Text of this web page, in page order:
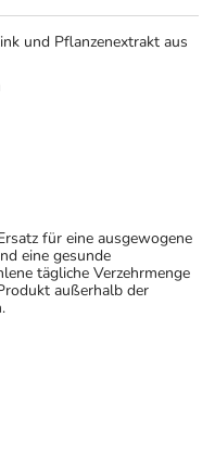
und Pflanzenextrakt aus
für eine ausgewogene
eine gesunde
tägliche Verzehrmenge
außerhalb der